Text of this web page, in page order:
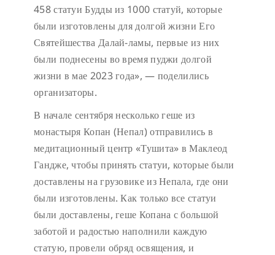
458 статуи Будды из 1000 статуй, которые
были изготовлены для долгой жизни Его
Святейшества Далай-ламы, первые из них
были поднесены во время пуджи долгой
жизни в мае 2023 года», — поделились
организаторы.
В начале сентября несколько геше из
монастыря Копан (Непал) отправились в
медитационный центр «Тушита» в Маклеод
Гандже, чтобы принять статуи, которые были
доставлены на грузовике из Непала, где они
были изготовлены. Как только все статуи
были доставлены, геше Копана с большой
заботой и радостью наполнили каждую
статую, провели обряд освящения, и